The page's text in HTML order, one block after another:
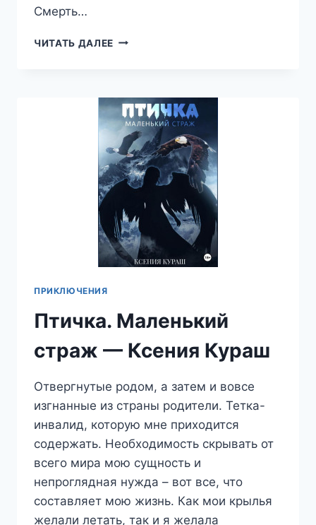
Смерть…
ЧИТАТЬ ДАЛЕЕ СМЕРТЬ
—
КСЕНИЯ
КУРАШ
ПРИКЛЮЧЕНИЯ
Птичка. Маленький
страж — Ксения Кураш
Отвергнутые родом, а затем и вовсе
изгнанные из страны родители. Тетка-
инвалид, которую мне приходится
содержать. Необходимость скрывать от
всего мира мою сущность и
непроглядная нужда – вот все, что
составляет мою жизнь. Как мои крылья
желали летать, так и я желала